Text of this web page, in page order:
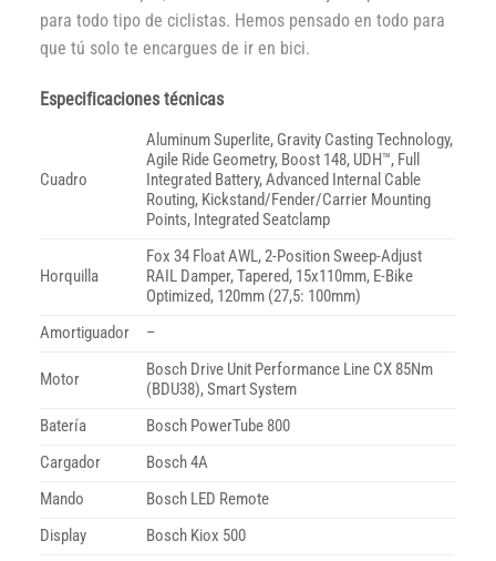
para todo tipo de ciclistas. Hemos pensado en todo para
que tú solo te encargues de ir en bici.
Especificaciones técnicas
Cuadro
Aluminum Superlite, Gravity Casting Technology,
Agile Ride Geometry, Boost 148, UDH™, Full
Integrated Battery, Advanced Internal Cable
Routing, Kickstand/Fender/Carrier Mounting
Points, Integrated Seatclamp
Horquilla
Fox 34 Float AWL, 2-Position Sweep-Adjust
RAIL Damper, Tapered, 15x110mm, E-Bike
Optimized, 120mm (27,5: 100mm)
Amortiguador
–
Motor
Bosch Drive Unit Performance Line CX 85Nm
(BDU38), Smart System
Batería
Bosch PowerTube 800
Cargador
Bosch 4A
Mando
Bosch LED Remote
Display
Bosch Kiox 500